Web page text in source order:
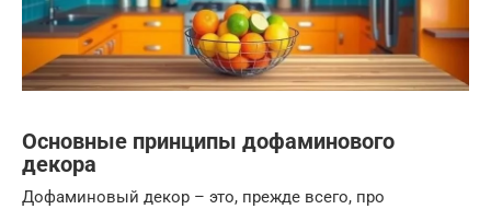
Основные принципы дофаминового
декора
Дофаминовый декор – это, прежде всего, про